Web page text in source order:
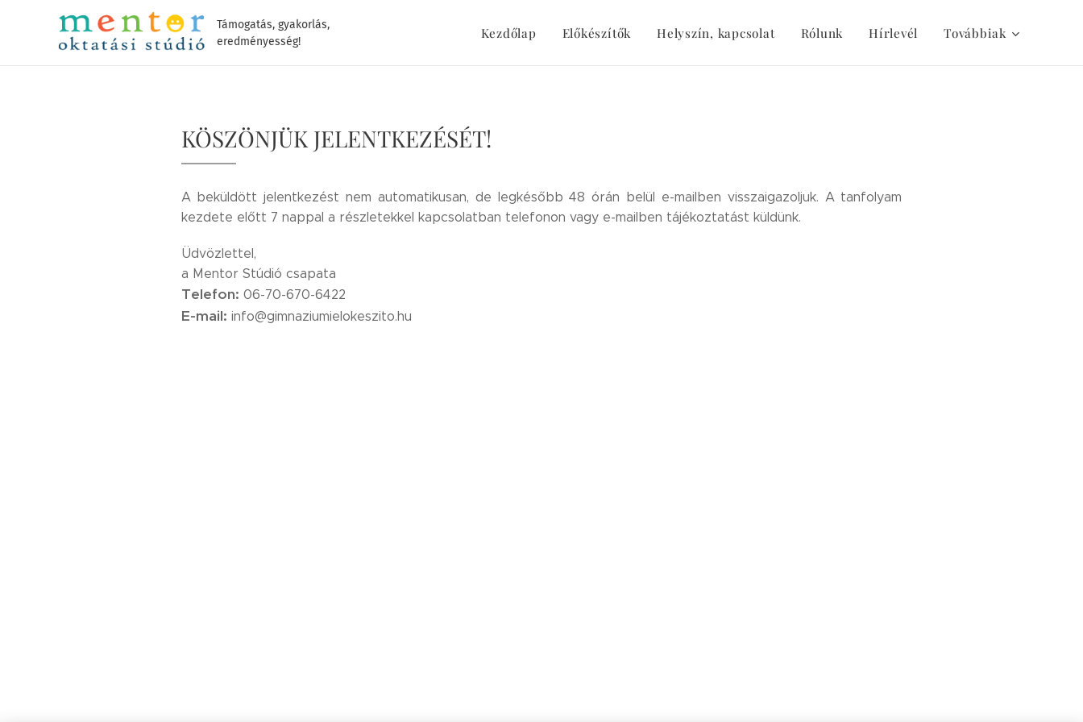
Támogatás, gyakorlás,
eredményesség!
Kezdőlap Előkészítők Helyszín, kapcsolat Rólunk Hírlevél Továbbiak
KÖSZÖNJÜK JELENTKEZÉSÉT!
A beküldött jelentkezést nem automatikusan, de legkésőbb 48 órán belül e-mailben visszaigazoljuk. A tanfolyam
kezdete előtt 7 nappal a részletekkel kapcsolatban telefonon vagy e-mailben tájékoztatást küldünk.
Üdvözlettel,
a Mentor Stúdió csapata
Telefon: 06-70-670-6422
E-mail: info@gimnaziumielokeszito.hu